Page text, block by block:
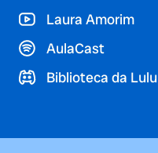
Laura Amorim
AulaCast
Biblioteca da Lulu